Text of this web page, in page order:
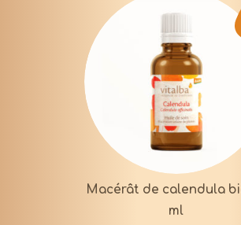
Macérât de calendula
ml